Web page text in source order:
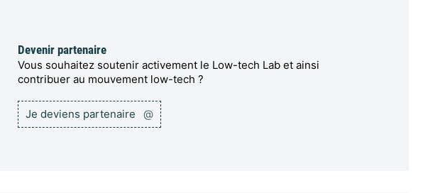
Devenir partenaire
Vous souhaitez soutenir activement le Low-tech Lab et ainsi
contribuer au mouvement low-tech ?
Je deviens partenaire @